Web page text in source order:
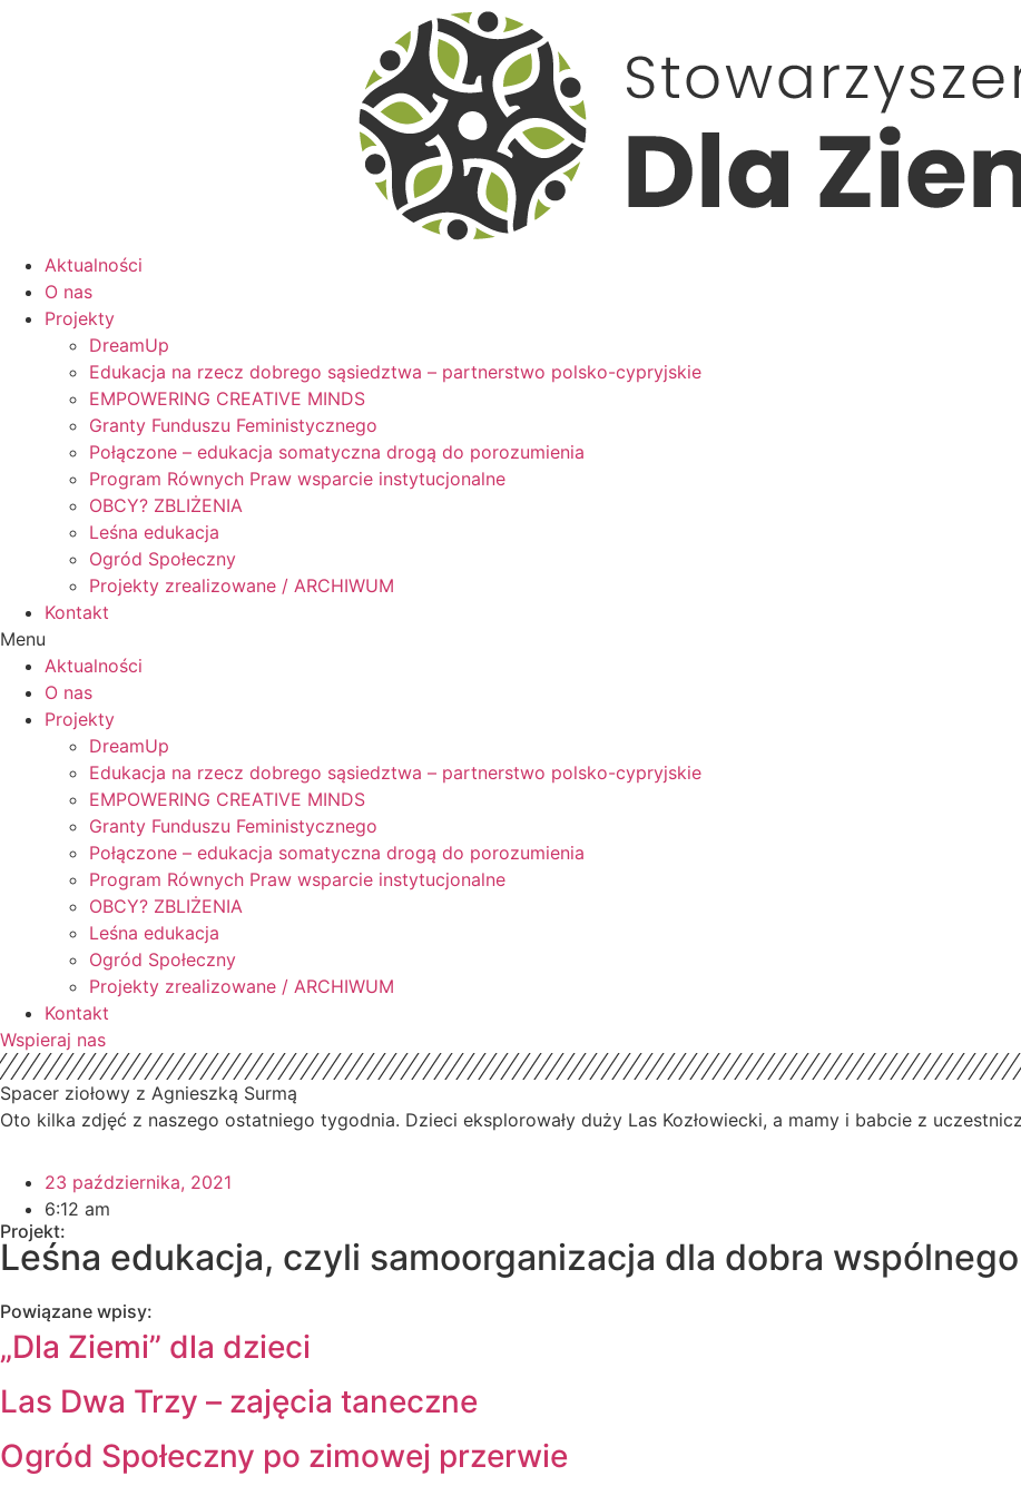
Aktualności
O nas
Projekty
DreamUp
Edukacja na rzecz dobrego sąsiedztwa – partnerstwo polsko-cypryjskie
EMPOWERING CREATIVE MINDS
Granty Funduszu Feministycznego
Połączone – edukacja somatyczna drogą do porozumienia
Program Równych Praw wsparcie instytucjonalne
OBCY? ZBLIŻENIA
Leśna edukacja
Ogród Społeczny
Projekty zrealizowane / ARCHIWUM
Kontakt
Menu
Aktualności
O nas
Projekty
DreamUp
Edukacja na rzecz dobrego sąsiedztwa – partnerstwo polsko-cypryjskie
EMPOWERING CREATIVE MINDS
Granty Funduszu Feministycznego
Połączone – edukacja somatyczna drogą do porozumienia
Program Równych Praw wsparcie instytucjonalne
OBCY? ZBLIŻENIA
Leśna edukacja
Ogród Społeczny
Projekty zrealizowane / ARCHIWUM
Kontakt
Wspieraj nas
Spacer ziołowy z Agnieszką Surmą
Oto kilka zdjęć z naszego ostatniego tygodnia. Dzieci eksplorowały duży Las Kozłowiecki, a mamy i babcie z
23 października, 2021
6:12 am
Projekt:
Leśna edukacja, czyli samoorganizacja dla dobra wspólnego
Powiązane wpisy:
„Dla Ziemi” dla dzieci
Las Dwa Trzy – zajęcia taneczne
Ogród Społeczny po zimowej przerwie